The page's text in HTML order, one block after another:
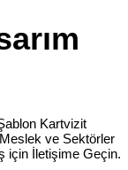
Kartvizit
ve Sektörler
için İletişime Geçin.